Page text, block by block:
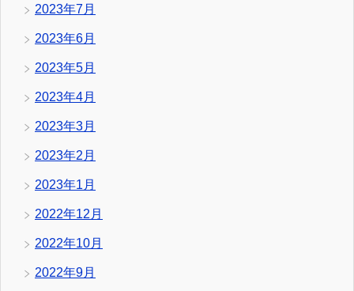
2023年7月
2023年6月
2023年5月
2023年4月
2023年3月
2023年2月
2023年1月
2022年12月
2022年10月
2022年9月